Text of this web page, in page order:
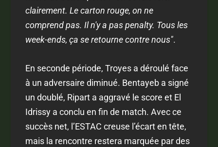
clairement. Le carton rouge, on ne
comprend pas. Il n'y a pas penalty. Tous les
week-ends, ça se retourne contre nous".
En seconde période, Troyes a déroulé face
à un adversaire diminué. Bentayeb a signé
un doublé, Ripart a aggravé le score et El
Idrissy a conclu en fin de match. Avec ce
succès net, l’ESTAC creuse l’écart en tête,
mais la rencontre restera marquée par des